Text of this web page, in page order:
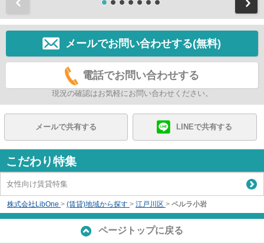
メールでお問い合わせする(無料)
電話でお問い合わせする
現況の確認はお気軽にお問い合わせください。
メールで共有する LINEで共有する
こだわり特集
女性向け賃貸特集
株式会社LibOne > (賃貸)地域から探す > 江戸川区 > ペルラ小岩
ページトップに戻る